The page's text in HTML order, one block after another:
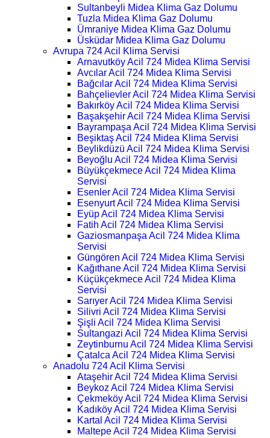
Sultanbeyli Midea Klima Gaz Dolumu
Tuzla Midea Klima Gaz Dolumu
Ümraniye Midea Klima Gaz Dolumu
Üsküdar Midea Klima Gaz Dolumu
Avrupa 724 Acil Klima Servisi
Arnavutköy Acil 724 Midea Klima Servisi
Avcılar Acil 724 Midea Klima Servisi
Bağcılar Acil 724 Midea Klima Servisi
Bahçelievler Acil 724 Midea Klima Servisi
Bakırköy Acil 724 Midea Klima Servisi
Başakşehir Acil 724 Midea Klima Servisi
Bayrampaşa Acil 724 Midea Klima Servisi
Beşiktaş Acil 724 Midea Klima Servisi
Beylikdüzü Acil 724 Midea Klima Servisi
Beyoğlu Acil 724 Midea Klima Servisi
Büyükçekmece Acil 724 Midea Klima
Servisi
Esenler Acil 724 Midea Klima Servisi
Esenyurt Acil 724 Midea Klima Servisi
Eyüp Acil 724 Midea Klima Servisi
Fatih Acil 724 Midea Klima Servisi
Gaziosmanpaşa Acil 724 Midea Klima
Servisi
Güngören Acil 724 Midea Klima Servisi
Kağıthane Acil 724 Midea Klima Servisi
Küçükçekmece Acil 724 Midea Klima
Servisi
Sarıyer Acil 724 Midea Klima Servisi
Silivri Acil 724 Midea Klima Servisi
Şişli Acil 724 Midea Klima Servisi
Sultangazi Acil 724 Midea Klima Servisi
Zeytinburnu Acil 724 Midea Klima Servisi
Çatalca Acil 724 Midea Klima Servisi
Anadolu 724 Acil Klima Servisi
Ataşehir Acil 724 Midea Klima Servisi
Beykoz Acil 724 Midea Klima Servisi
Çekmeköy Acil 724 Midea Klima Servisi
Kadıköy Acil 724 Midea Klima Servisi
Kartal Acil 724 Midea Klima Servisi
Maltepe Acil 724 Midea Klima Servisi